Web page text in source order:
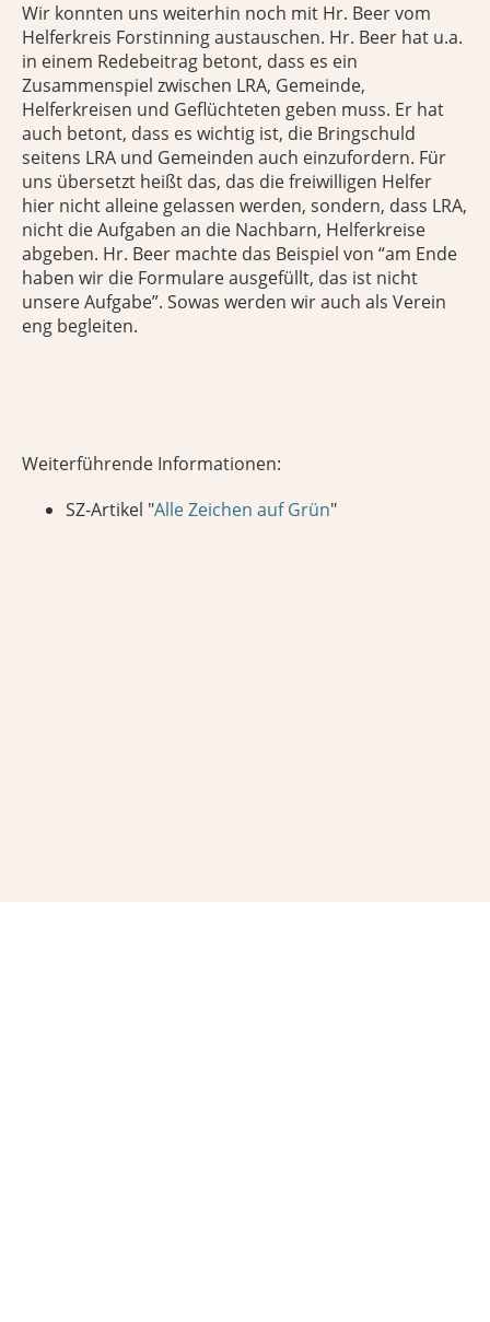
Wir konnten uns weiterhin noch mit Hr. Beer vom
Helferkreis Forstinning austauschen. Hr. Beer hat u.a.
in einem Redebeitrag betont, dass es ein
Zusammenspiel zwischen LRA, Gemeinde,
Helferkreisen und Geflüchteten geben muss. Er hat
auch betont, dass es wichtig ist, die Bringschuld
seitens LRA und Gemeinden auch einzufordern. Für
uns übersetzt heißt das, das die freiwilligen Helfer
hier nicht alleine gelassen werden, sondern, dass LRA,
nicht die Aufgaben an die Nachbarn, Helferkreise
abgeben. Hr. Beer machte das Beispiel von “am Ende
haben wir die Formulare ausgefüllt, das ist nicht
unsere Aufgabe”. Sowas werden wir auch als Verein
eng begleiten.
Weiterführende Informationen:
SZ-Artikel "Alle Zeichen auf Grün"